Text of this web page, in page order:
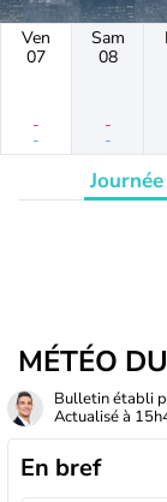
Ven
07
-
-
Sam
08
-
-
Journée
MÉTÉO
Bulletin établi
Actualisé à
En bref